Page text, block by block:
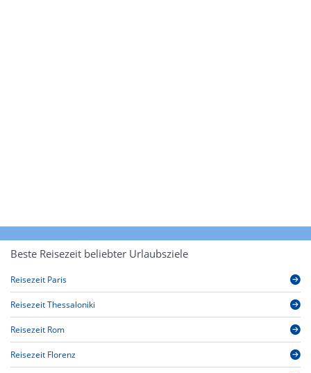
Beste Reisezeit beliebter Urlaubsziele
Reisezeit Paris
Reisezeit Thessaloniki
Reisezeit Rom
Reisezeit Florenz